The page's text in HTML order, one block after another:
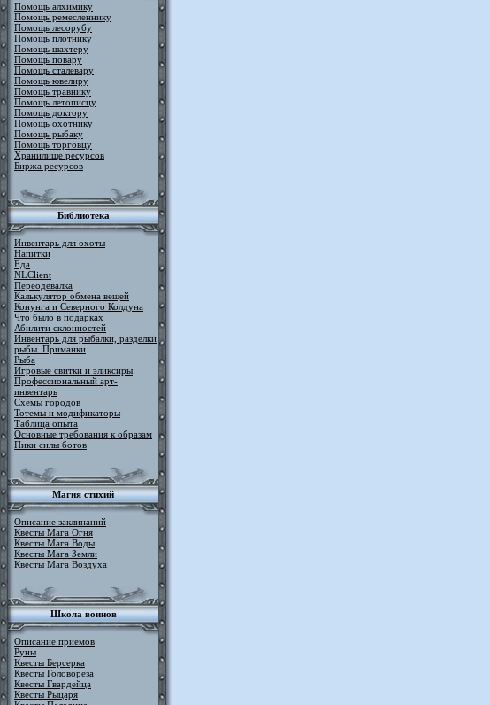
Помощь алхимику
Помощь ремесленнику
Помощь лесорубу
Помощь плотнику
Помощь шахтеру
Помощь повару
Помощь сталевару
Помощь ювелиру
Помощь травнику
Помощь летописцу
Помощь доктору
Помощь охотнику
Помощь рыбаку
Помощь торговцу
Хранилище ресурсов
Биржа ресурсов
Библиотека
Инвентарь для охоты
Напитки
Еда
NLClient
Переодевалка
Калькулятор обмена вещей
Конунга и Северного Колдуна
Что было в подарках
Абилити склонностей
Инвентарь для рыбалки, разделки
рыбы. Приманки
Рыба
Игровые свитки и эликсиры
Профессиональный арт-
инвентарь
Схемы городов
Тотемы и модификаторы
Таблица опыта
Основные требования к образам
Пики силы ботов
Магия стихий
Описание заклинаний
Квесты Мага Огня
Квесты Мага Воды
Квесты Мага Земли
Квесты Мага Воздуха
Школа воинов
Описание приёмов
Руны
Квесты Берсерка
Квесты Головореза
Квесты Гвардейца
Квесты Рыцаря